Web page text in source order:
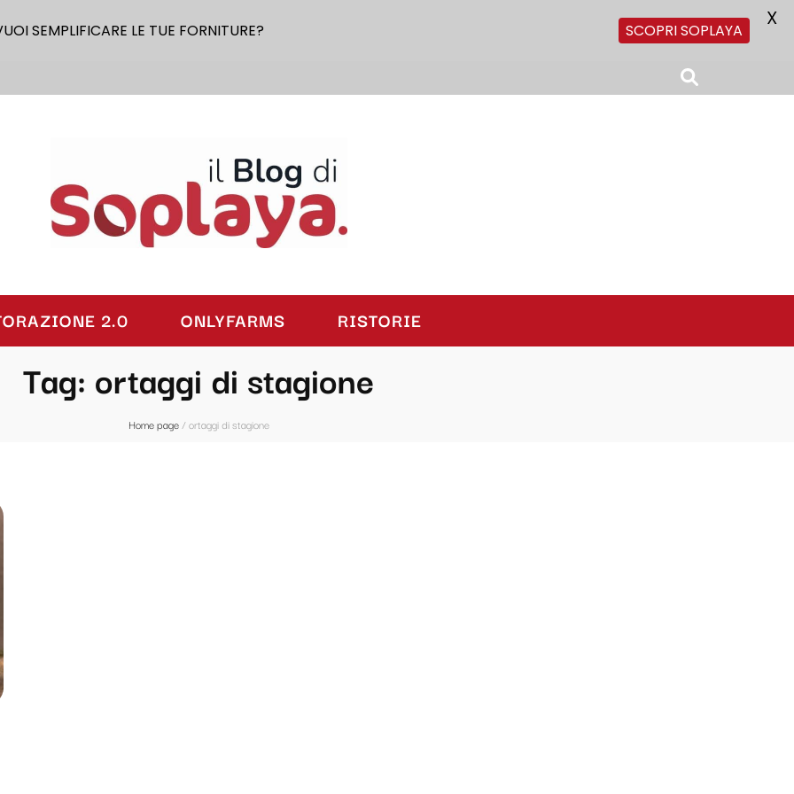
2.0 ONLYFARMS RISTORIE
Tag: ortaggi di stagione
Home page/ortaggi di stagione
SEMPLIFICARE LE TUE FORNITURE? SCOPRI SOPLAYA
X